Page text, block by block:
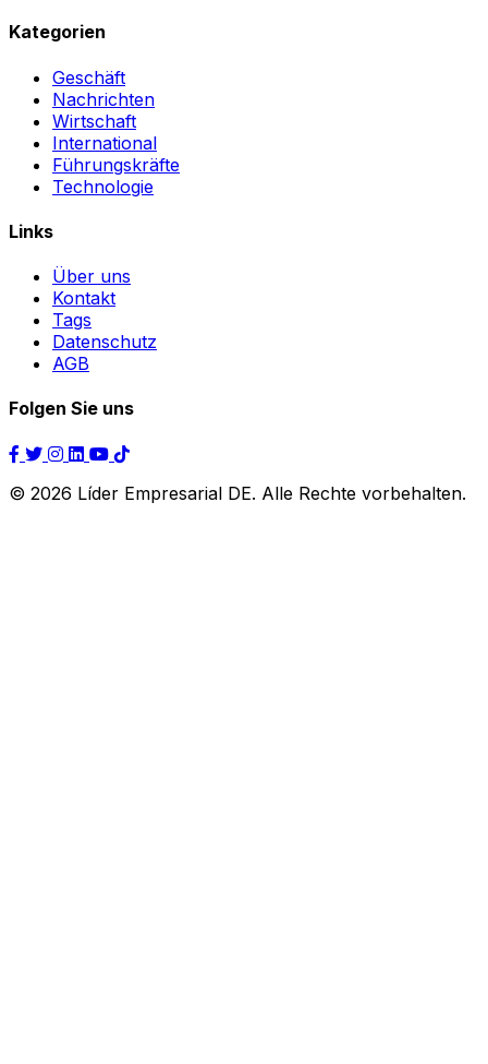
Kategorien
Geschäft
Nachrichten
Wirtschaft
International
Führungskräfte
Technologie
Links
Über uns
Kontakt
Tags
Datenschutz
AGB
Folgen Sie uns
© 2026 Líder Empresarial DE. Alle Rechte vorbehalten.